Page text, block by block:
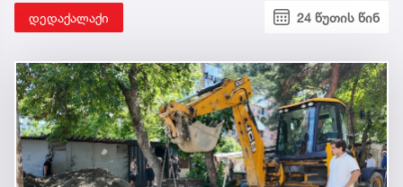
დედაქალაქი 24 წუთის წინ